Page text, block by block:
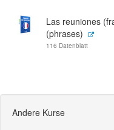
Las reuniones
(phrases)
116 Datenblatt
Andere Kurse